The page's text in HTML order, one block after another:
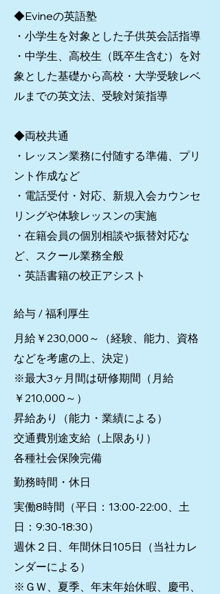
◆Evineの英語塾
・小学生を対象とした子供英会話指導
・中学生、高校生（既卒生含む）を対
象とした基礎から高校・大学受験レベ
ルまでの英文法、受験対策指導
◆両校共通
・レッスン業務に付随する準備、プリ
ント作成など
・電話受付・対応、新規入会カウンセ
リングや体験レッスンの実施
・在籍会員の個別相談や振替対応な
ど、スクール業務全般
・英語書籍の校正アシスト
給与 / 福利厚生
月給￥230,000～（経験、能力、資格
などを考慮の上、決定）
※最大3ヶ月間は研修期間（月給
￥210,000～）
昇給あり（能力・業績による）
交通費別途支給（上限あり）
各種社会保険完備
勤務時間・休日
実働8時間（平日：13:00-22:00、土
日：9:30-18:30）
週休２日、年間休日105日（当社カレ
ンダーによる）
※ＧＷ、夏季、年末年始休暇、慶弔、